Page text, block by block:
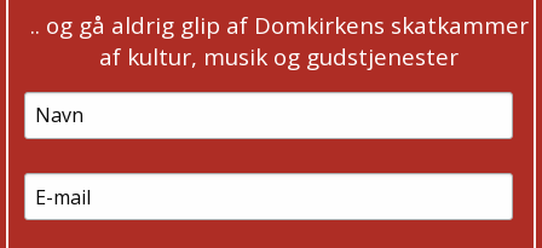
.. og gå aldrig glip af Domkirkens skatkammer
af kultur, musik og gudstjenester